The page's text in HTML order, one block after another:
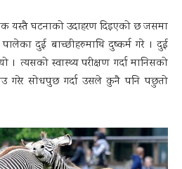
यस्तै घटनाको उदाहरण दिइएको छ जसमा
दुई बाच्छीहरुमाथि दुष्कर्म गरे । दुई
त्यसको स्वास्थ्य परीक्षण गर्दा मानिसको
गरेर सोधपुछ गर्दा उसले कुनै पनि पछुतो